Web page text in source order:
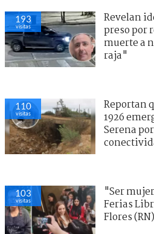
193
visitas
Revelan
preso por
muerte a
raja"
110
visitas
Reportan
1926
Serena
103
visitas
"Ser
Ferias
Flores